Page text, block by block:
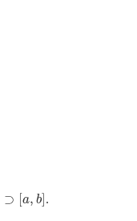
⊃ a, b]
a,b .